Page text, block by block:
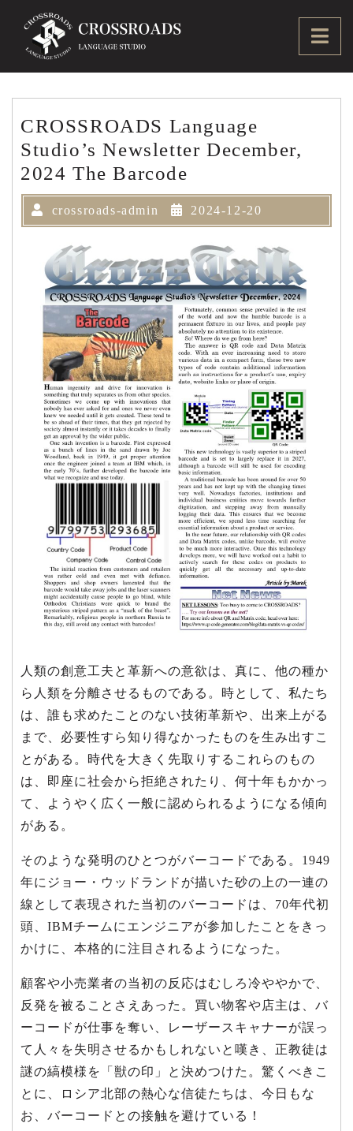
content
CROSSROADS Language
Studio’s Newsletter December,
2024 The Barcode
crossroads-admin 2024-12-20
人類の創意工夫と革新への意欲は、真に、他の種か
ら人類を分離させるものである。時として、私たち
は、誰も求めたことのない技術革新や、出来上がる
まで、必要性すら知り得なかったものを生み出すこ
とがある。時代を大きく先取りするこれらのもの
は、即座に社会から拒絶されたり、何十年もかかっ
て、ようやく広く一般に認められるようになる傾向
がある。
そのような発明のひとつがバーコードである。1949
年にジョー・ウッドランドが描いた砂の上の一連の
線として表現された当初のバーコードは、70年代初
頭、IBMチームにエンジニアが参加したことをきっ
かけに、本格的に注目されるようになった。
顧客や小売業者の当初の反応はむしろ冷ややかで、
反発を被ることさえあった。買い物客や店主は、バ
ーコードが仕事を奪い、レーザースキャナーが誤っ
て人々を失明させるかもしれないと嘆き、正教徒は
謎の縞模様を「獣の印」と決めつけた。驚くべきこ
とに、ロシア北部の熱心な信徒たちは、今日もな
お、バーコードとの接触を避けている！